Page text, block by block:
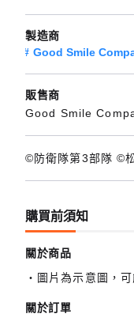
製造商
Good Smile
販售商
Good Smile
©防衛隊第3部隊 ©
購買前須知
關於商品
圖片為示意圖，
關於訂單